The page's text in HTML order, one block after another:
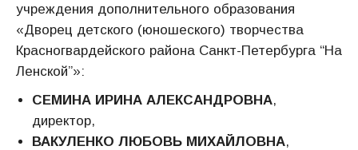
учреждения дополнительного образования
«Дворец детского (юношеского) творчества
Красногвардейского района Санкт-Петербурга “На
Ленской”»:
СЕМИНА ИРИНА АЛЕКСАНДРОВНА,
директор,
ВАКУЛЕНКО ЛЮБОВЬ МИХАЙЛОВНА,